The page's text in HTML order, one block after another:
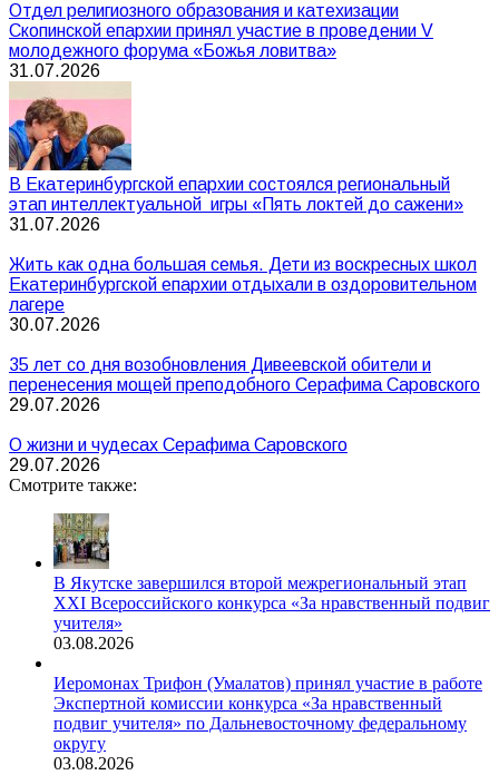
Отдел религиозного образования и катехизации
Скопинской епархии принял участие в проведении V
молодежного форума «Божья ловитва»
31.07.2026
В Екатеринбургской епархии состоялся региональный
этап интеллектуальной игры «Пять локтей до сажени»
31.07.2026
Жить как одна большая семья. Дети из воскресных школ
Екатеринбургской епархии отдыхали в оздоровительном
лагере
30.07.2026
35 лет со дня возобновления Дивеевской обители и
перенесения мощей преподобного Серафима Саровского
29.07.2026
О жизни и чудесах Серафима Саровского
29.07.2026
Смотрите также:
В Якутске завершился второй межрегиональный этап
XXI Всероссийского конкурса «За нравственный подвиг
учителя»
03.08.2026
Иеромонах Трифон (Умалатов) принял участие в работе
Экспертной комиссии конкурса «За нравственный
подвиг учителя» по Дальневосточному федеральному
округу
03.08.2026